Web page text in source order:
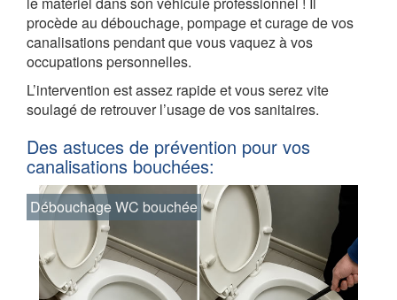
procède au débouchage, pompage et curage de vos
canalisations pendant que vous vaquez à vos
occupations personnelles.
L’intervention est assez rapide et vous serez vite
soulagé de retrouver l’usage de vos sanitaires.
Des astuces de prévention pour vos
canalisations bouchées:
Débouchage WC bouchée